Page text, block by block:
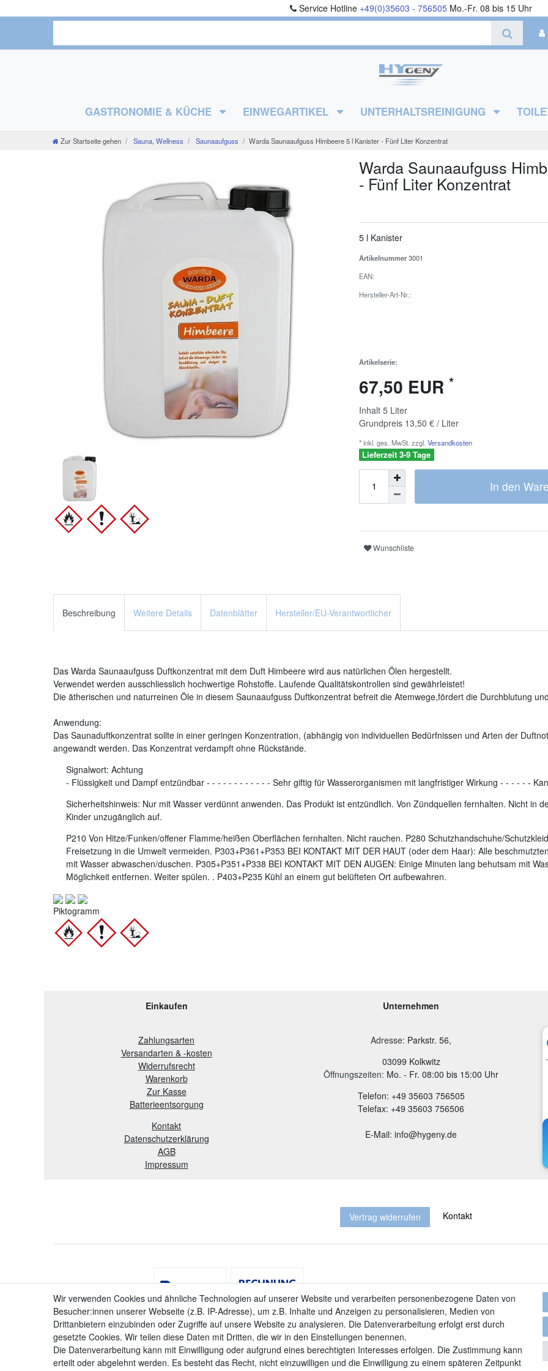
Service Hotline +49(0)35603 - 756505 Mo.-Fr. 08 bis 15 Uhr
GASTRONOMIE & KÜCHE EINWEGARTIKEL UNTERHALTSREINIGUNG
Zur Startseite gehen Sauna, Wellness Saunaaufguss Warda Saunaaufguss Himbeere 5 l Kanister - Fünf Liter Konzentrat
Warda Saunaaufguss
- Fünf Liter Konzentrat
5 l Kanister
Artikelnummer3001
EAN:
Hersteller-Art-Nr.:
Artikelserie:
67,50 EUR *
Inhalt 5 Liter
Grundpreis 13,50 € / Liter
* inkl. ges. MwSt. zzgl. Versandkosten
Lieferzeit 3-9 Tage
In den
Wunschliste
Beschreibung Weitere Details Datenblätter Hersteller/EU-Verantwortlicher
Das Warda Saunaaufguss Duftkonzentrat mit dem Duft Himbeere wird aus natürlichen Ölen hergestellt.
Verwendet werden ausschliesslich hochwertige Rohstoffe. Laufende Qualitätskontrollen sind gewährleistet!
Die ätherischen und naturreinen Öle in diesem Saunaaufguss Duftkonzentrat befreit die Atemwege,fördert die Durchblutung
Anwendung:
Das Saunaduftkonzentrat sollte in einer geringen Konzentration, (abhängig von individuellen Bedürfnissen und Arten der
angewandt werden. Das Konzentrat verdampft ohne Rückstände.
Signalwort: Achtung
- Flüssigkeit und Dampf entzündbar - - - - - - - - - - - - Sehr giftig für Wasserorganismen mit langfristiger Wirkung - - - - - -
Sicherheitshinweis: Nur mit Wasser verdünnt anwenden. Das Produkt ist entzündlich. Von Zündquellen fernhalten. Nicht in
Kinder unzugänglich auf.
P210 Von Hitze/Funken/offener Flamme/heißen Oberflächen fernhalten. Nicht rauchen. P280 Schutzhandschuhe/
Freisetzung in die Umwelt vermeiden. P303+P361+P353 BEI KONTAKT MIT DER HAUT (oder dem Haar): Alle
mit Wasser abwaschen/duschen. P305+P351+P338 BEI KONTAKT MIT DEN AUGEN: Einige Minuten lang behutsam mit
Möglichkeit entfernen. Weiter spülen. . P403+P235 Kühl an einem gut belüfteten Ort aufbewahren.
Piktogramm
Einkaufen
Zahlungsarten
Versandarten & -kosten
Widerrufsrecht
Warenkorb
Zur Kasse
Batterieentsorgung
Kontakt
Datenschutzerklärung
AGB
Impressum
Unternehmen
Adresse: Parkstr. 56,
03099 Kolkwitz
Öffnungszeiten: Mo. - Fr. 08:00 bis 15:00 Uhr
Telefon: +49 35603 756505
Telefax: +49 35603 756506
E-Mail: info@hygeny.de
Vertrag widerrufen Kontakt
Wir verwenden Cookies und ähnliche Technologien auf unserer Website und verarbeiten personenbezogene Daten von
Besucher:innen unserer Webseite (z.B. IP-Adresse), um z.B. Inhalte und Anzeigen zu personalisieren, Medien von
Drittanbietern einzubinden oder Zugriffe auf unsere Website zu analysieren. Die Datenverarbeitung erfolgt erst durch
gesetzte Cookies. Wir teilen diese Daten mit Dritten, die wir in den Einstellungen benennen.
Die Datenverarbeitung kann mit Einwilligung oder aufgrund eines berechtigten Interesses erfolgen. Die Zustimmung kann
erteilt oder abgelehnt werden. Es besteht das Recht, nicht einzuwilligen und die Einwilligung zu einem späteren Zeitpunkt